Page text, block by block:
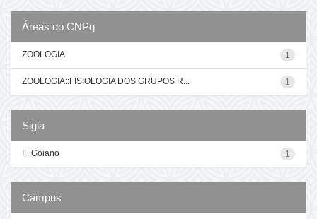
Áreas do CNPq
1
ZOOLOGIA
1
ZOOLOGIA::FISIOLOGIA DOS GRUPOS R...
Sigla
1
IF Goiano
Campus